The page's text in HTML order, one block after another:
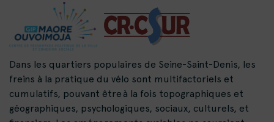
Dans les quartiers populaires de Seine-Saint-Denis, les
freins à la pratique du vélo sont multifactoriels et
cumulatifs, pouvant être à la fois topographiques et
géographiques, psychologiques, sociaux, culturels, et